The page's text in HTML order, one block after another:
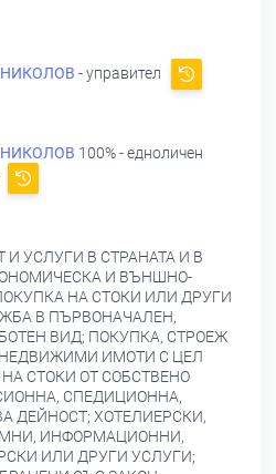
- управител
100% - едноличен
УСЛУГИ В СТРАНАТА И В
И ВЪНШНО-
НА СТОКИ ИЛИ ДРУГИ
В ПЪРВОНАЧАЛЕН,
ВИД; ПОКУПКА, СТРОЕЖ
ИМОТИ С ЦЕЛ
СТОКИ ОТ СОБСТВЕНО
СПЕДИЦИОННА,
ДЕЙНОСТ; ХОТЕЛИЕРСКИ,
ИНФОРМАЦИОННИ,
ИЛИ ДРУГИ УСЛУГИ;